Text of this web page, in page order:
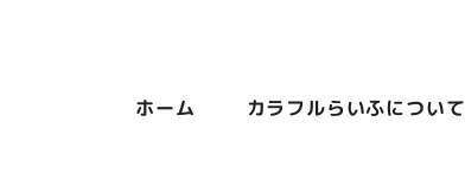
ホーム カラフルらいふについて